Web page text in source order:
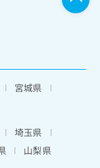
宮城県
埼玉県
山梨県